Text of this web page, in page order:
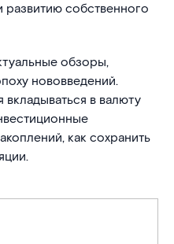
развитию собственного
обзоры,
нововведений.
в валюту
как сохранить